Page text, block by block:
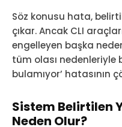
Söz konusu hata,
çıkar. Ancak CLI
engelleyen başka
tüm olası nedenleriyle
bulamıyor’ hatasının
Sistem Belirtilen
Neden Olur?